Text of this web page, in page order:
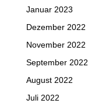
Januar 2023
Dezember 2022
November 2022
September 2022
August 2022
Juli 2022